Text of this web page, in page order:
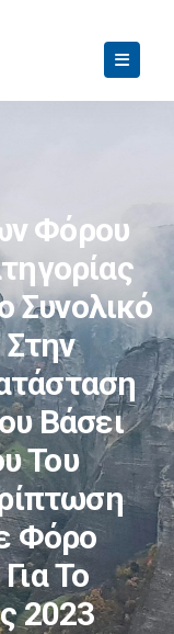
Φόρου
Συνολικό
Βάσει
Του
Φόρο
Το
2023